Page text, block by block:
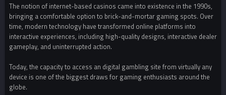
The notion of internet-based casinos came into existence in the 1990s,
bringing a comfortable option to brick-and-mortar gaming spots. Over
time, modern technology have transformed online platforms into
interactive experiences, including high-quality designs, interactive dealer
gameplay, and uninterrupted action.
Today, the capacity to access an digital gambling site from virtually any
device is one of the biggest draws for gaming enthusiasts around the
globe.